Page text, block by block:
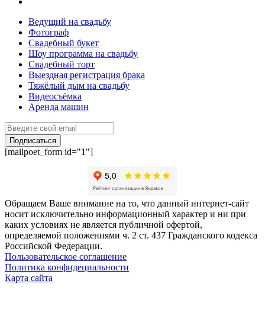
Ведущий на свадьбу
Фотограф
Свадебный букет
Шоу программа на свадьбу
Свадебный торт
Выездная регистрация брака
Тяжёлый дым на свадьбу
Видеосъёмка
Аренда машин
Подписаться
[mailpoet_form id="1"]
Обращаем Ваше внимание на то, что данный интернет-сайт
носит исключительно информационный характер и ни при
каких условиях не является публичной офертой,
определяемой положениями ч. 2 ст. 437 Гражданского кодекса
Российской Федерации.
Пользовательское соглашение
Политика конфидециальности
Карта сайта